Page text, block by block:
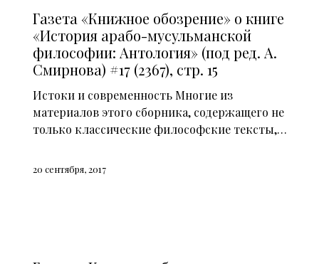
Газета «Книжное обозрение» о книге
«История арабо-мусульманской
философии: Антология» (под ред. А.
Смирнова) #17 (2367), стр. 15
Истоки и современность Многие из
материалов этого сборника, содержащего не
только классические философские тексты,…
20 сентября, 2017